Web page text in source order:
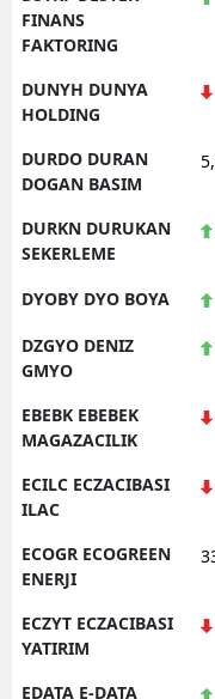
FINANS
FAKTORING
DUNYH DUNYA
HOLDING
DURDO DURAN
DOGAN BASIM
DURKN DURUKAN
SEKERLEME
DYOBY DYO BOYA
DZGYO DENIZ
GMYO
EBEBK EBEBEK
MAGAZACILIK
ECILC ECZACIBASI
ILAC
ECOGR ECOGREEN
ENERJI
ECZYT ECZACIBASI
YATIRIM
EDATA E-DATA